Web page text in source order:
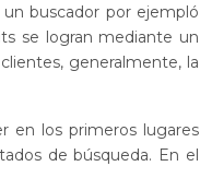
buscador por ejempló
se logran mediante un
generalmente, la
en los primeros lugares
de búsqueda. En el